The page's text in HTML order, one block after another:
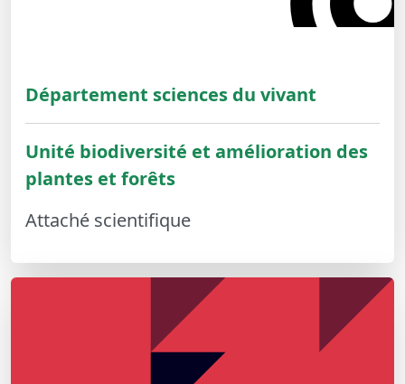
Département sciences du vivant
Unité biodiversité et amélioration des
plantes et forêts
Attaché scientifique